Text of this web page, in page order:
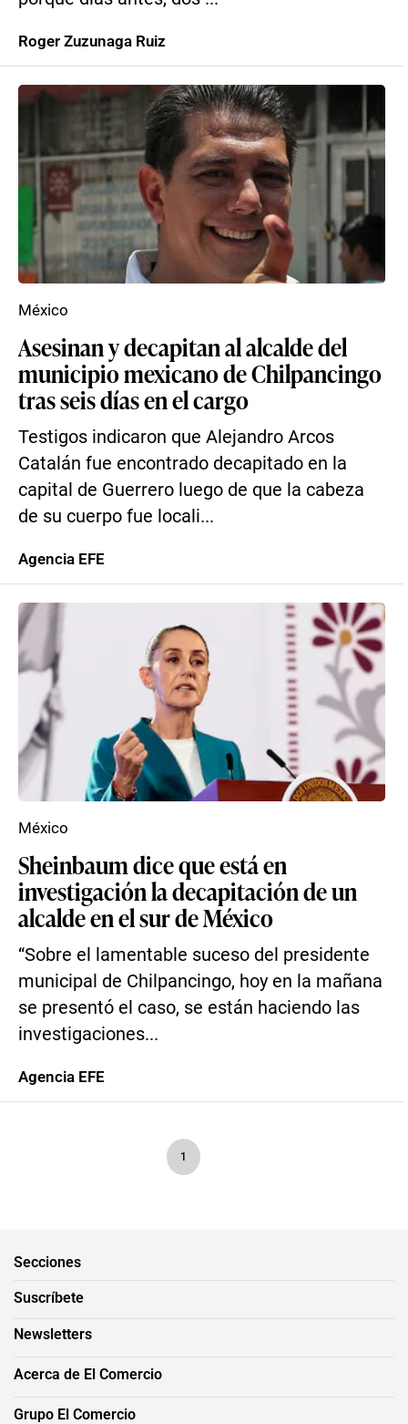
Roger Zuzunaga Ruiz
Asesinan y decapitan al alcalde del
municipio mexicano de Chilpancingo
tras seis días en el cargo
Testigos indicaron que Alejandro Arcos
Catalán fue encontrado decapitado en la
capital de Guerrero luego de que la cabeza
de su cuerpo fue locali...
México
Agencia EFE
Sheinbaum dice que está en
investigación la decapitación de un
alcalde en el sur de México
“Sobre el lamentable suceso del presidente
municipal de Chilpancingo, hoy en la mañana
se presentó el caso, se están haciendo las
investigaciones...
México
Agencia EFE
1
Secciones
Suscríbete
Newsletters
Acerca de El Comercio
Grupo El Comercio